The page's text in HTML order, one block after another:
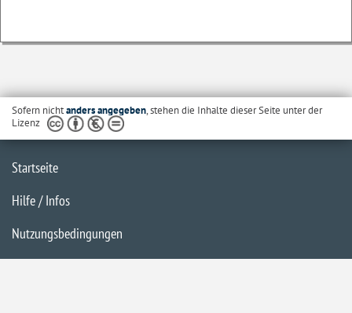
Sofern nichtanders angegeben, stehen die Inhalte dieser Seite unter der
Lizenz
Startseite
Hilfe / Infos
Nutzungsbedingungen